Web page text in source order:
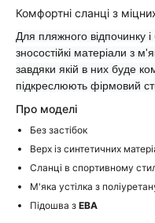
Комфортні сланці з
Для пляжного відпочинку
зносостійкі матеріали з
завдяки якій в них буде
підкреслюють фірмовий
Про моделі
Без застібок
Верх із синтетичних
Сланці в спортивному
М'яка устілка з
Підошва з ЕВА